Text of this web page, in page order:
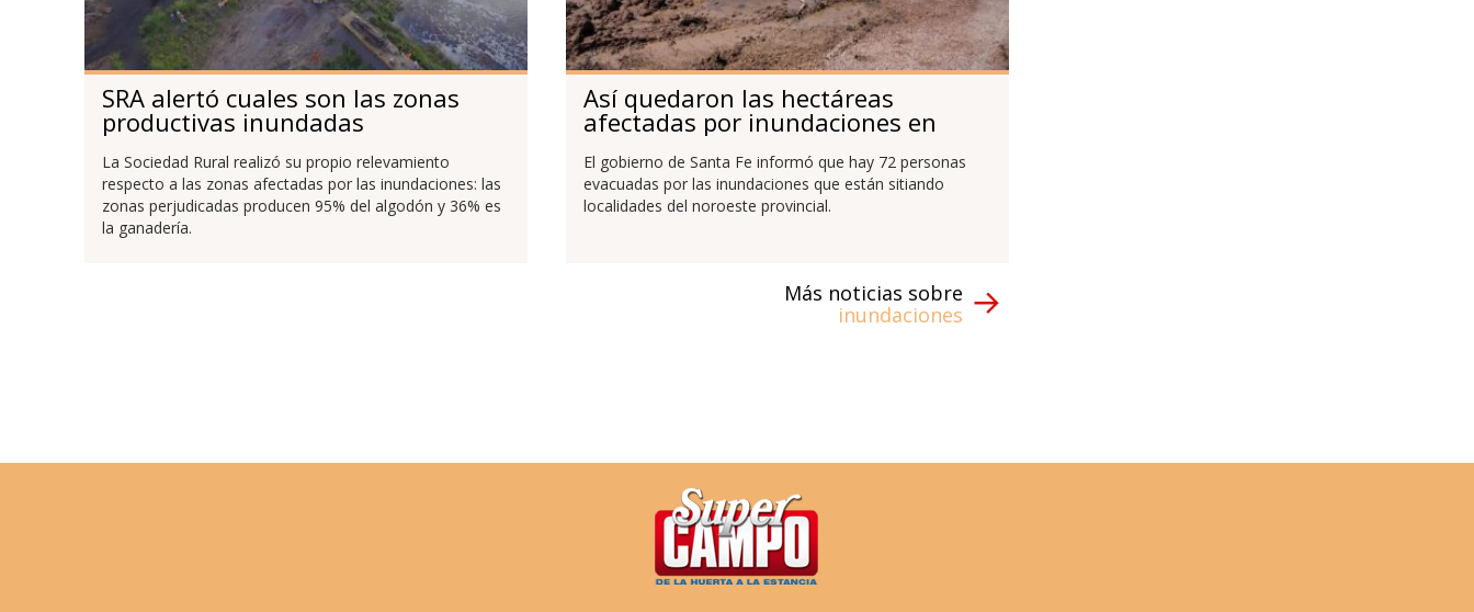
SRA alertó cuales son las zonas
productivas inundadas
La Sociedad Rural realizó su propio relevamiento
respecto a las zonas afectadas por las inundaciones: las
zonas perjudicadas producen 95% del algodón y 36% es
la ganadería.
Así quedaron las hectáreas
afectadas por inundaciones en
El gobierno de Santa Fe informó que hay 72 personas
evacuadas por las inundaciones que están sitiando
localidades del noroeste provincial.
Más noticias sobre
inundaciones